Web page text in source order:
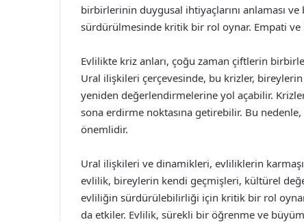
birbirlerinin duygusal ihtiyaçlarını anlaması ve
sürdürülmesinde kritik bir rol oynar. Empati ve
Evlilikte kriz anları, çoğu zaman çiftlerin
Ural ilişkileri çerçevesinde, bu krizler,
yeniden değerlendirmelerine yol açabilir.
sona erdirme noktasına getirebilir. Bu
önemlidir.
Ural ilişkileri ve dinamikleri, evliliklerin
evlilik, bireylerin kendi geçmişleri, kültürel
evliliğin sürdürülebilirliği için kritik bir rol
da etkiler. Evlilik, sürekli bir öğrenme ve